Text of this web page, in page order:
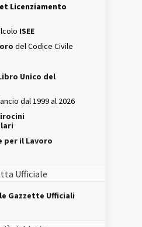
Licenziamento
ISEE
del Codice Civile
Unico del
dal 1999 al 2026
per il Lavoro
Ufficiale
Gazzette Ufficiali